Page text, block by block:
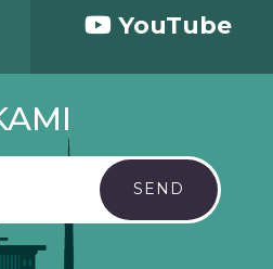
YouTube
SEND